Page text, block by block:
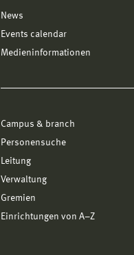
News
Events calendar
Medieninformationen
Campus & branch
Personensuche
Leitung
Verwaltung
Gremien
Einrichtungen von A−Z